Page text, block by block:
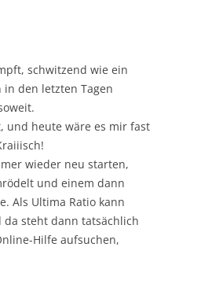
schwitzend wie ein
den letzten Tagen
und heute wäre es mir fast
wieder neu starten,
und einem dann
Als Ultima Ratio kann
da steht dann tatsächlich
Hilfe aufsuchen,